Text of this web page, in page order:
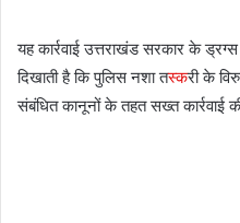
यह कार्रवाई उत्तराखंड सरकार के
दिखाती है कि पुलिस नशा तस्करी के
संबंधित कानूनों के तहत सख्त कार्रवाई